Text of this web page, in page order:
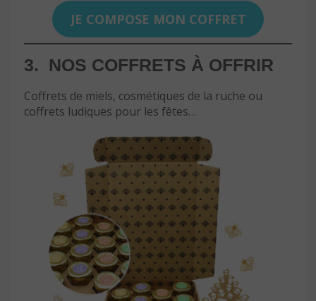
JE COMPOSE MON COFFRET
3. NOS COFFRETS À OFFRIR
Coffrets de miels, cosmétiques de la ruche ou
coffrets ludiques pour les fêtes…